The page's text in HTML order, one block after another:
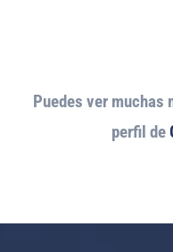
Puedes ver muchas
perfil de